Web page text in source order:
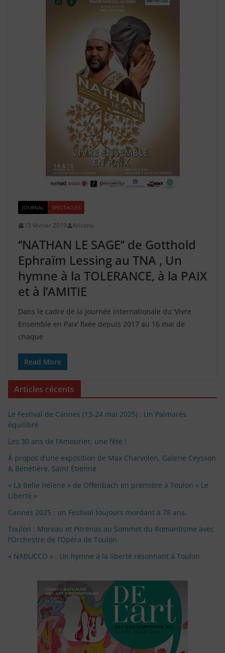
JOURNAL SPECTACLES
15 février 2019 Kristina
‘’NATHAN LE SAGE’’ de Gotthold
Ephraïm Lessing au TNA , Un
hymne à la TOLERANCE, à la PAIX
et à l’AMITIE
Dans le cadre de la journée internationale du ‘Vivre
Ensemble en Paix’ fixée depuis 2017 au 16 mai de
chaque
Read More
Articles récents
Le Festival de Cannes (13-24 mai 2025) : Un Palmarès
équilibré
Les 30 ans de l’Amourier, une fête !
À propos d’une exposition de Max Charvolen, Galerie Ceysson
& Bénétière, Saint Étienne
« La Belle Hélène » de Offenbach en première à Toulon « Le
Liberté »
Cannes 2025 : un Festival toujours mordant à 78 ans.
Toulon : Moreau et Pitrėnas au Sommet du Romantisme avec
l’Orchestre de l’Opéra de Toulon
« NABUCCO » : Un hymne à la liberté résonnant à Toulon